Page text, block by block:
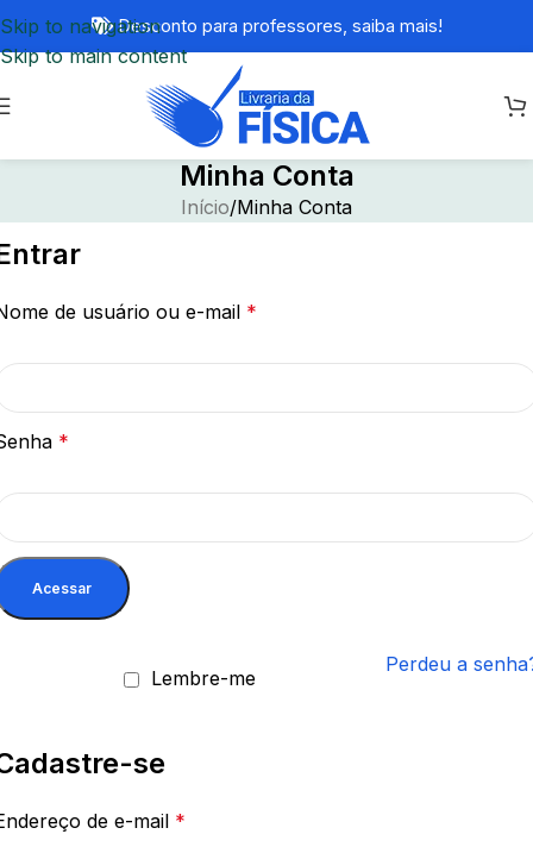
Skip to navigation
Skip to main content
Desconto para professores, saiba mais!
Minha Conta
Início Minha Conta
de usuário ou e-mail *
*
Acessar
Perdeu a
Lembre-me
se
de e-mail *